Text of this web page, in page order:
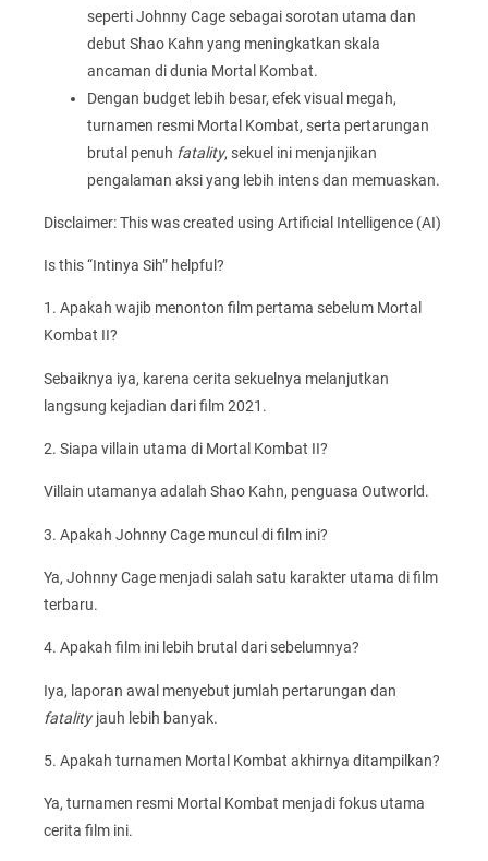
seperti Johnny Cage sebagai sorotan utama dan
debut Shao Kahn yang meningkatkan skala
ancaman di dunia Mortal Kombat.
Dengan budget lebih besar, efek visual megah,
turnamen resmi Mortal Kombat, serta pertarungan
brutal penuh fatality, sekuel ini menjanjikan
pengalaman aksi yang lebih intens dan memuaskan.
Disclaimer: This was created using Artificial Intelligence (AI)
Is this “Intinya Sih” helpful?
1. Apakah wajib menonton film pertama sebelum Mortal
Kombat II?
Sebaiknya iya, karena cerita sekuelnya melanjutkan
langsung kejadian dari film 2021.
2. Siapa villain utama di Mortal Kombat II?
Villain utamanya adalah Shao Kahn, penguasa Outworld.
3. Apakah Johnny Cage muncul di film ini?
Ya, Johnny Cage menjadi salah satu karakter utama di film
terbaru.
4. Apakah film ini lebih brutal dari sebelumnya?
Iya, laporan awal menyebut jumlah pertarungan dan
fatalityjauh lebih banyak.
5. Apakah turnamen Mortal Kombat akhirnya ditampilkan?
Ya, turnamen resmi Mortal Kombat menjadi fokus utama
cerita film ini.